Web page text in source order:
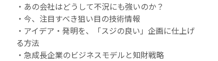
・あの会社はどうして不況にも強いのか？
・今、注目すべき狙い目の技術情報
・アイデア・発明を、「スジの良い」企画に仕上げ
る方法
・急成長企業のビジネスモデルと知財戦略